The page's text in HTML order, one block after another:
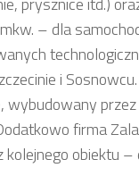
– dla
i
firma
obiektu